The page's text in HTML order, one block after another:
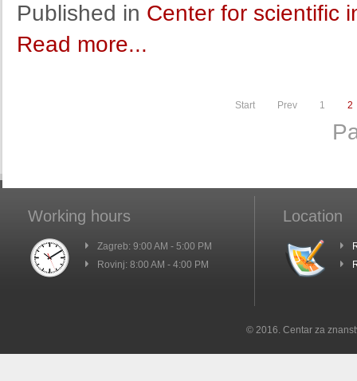
Published in Center for scientific
Read more...
Start Prev 1 2
Working hours
Zagreb: 9:00 AM - 5:00 PM
Rovinj: 8:00 AM - 4:00 PM
Location
© 2016. Centar za